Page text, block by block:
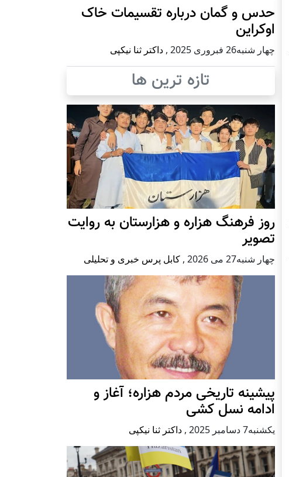
حدس و گمان درباره تقسیمات خاک
اوکراین
چهار شنبه26 فبروری 2025 , داکتر ثنا نیکپی
تازه ترین ها
روز فرهنگ هزاره و هزارستان به روایت
تصویر
چهار شنبه27 می 2026 , کابل پرس خبری و تحلیلی
پيشينه تاريخی مردم هزاره؛ آغاز و
ادامه نسل کشی
يكشنبه7 دسامبر 2025 , داکتر ثنا نیکپی